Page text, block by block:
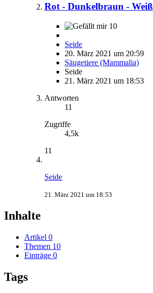
Rot - Dunkelbraun - Weiß
10
Seide
20. März 2021 um 20:59
Säugetiere (Mammalia)
Seide
21. März 2021 um 18:53
Antworten
11
Zugriffe
4,5k
11
Seide
21. März 2021 um 18:53
Inhalte
Artikel 0
Themen 10
Einträge 0
Tags